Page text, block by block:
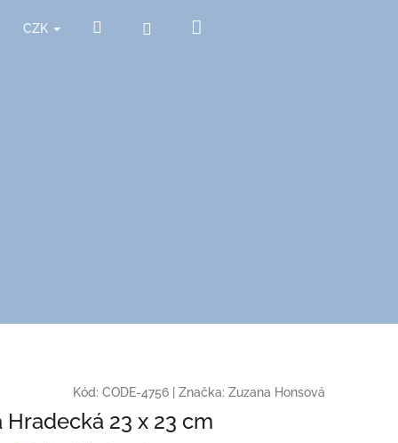
CZK Hledat Přihlášení
Kód: CODE-4756 Značka: Zuzana Honsová
23 x 23 cm